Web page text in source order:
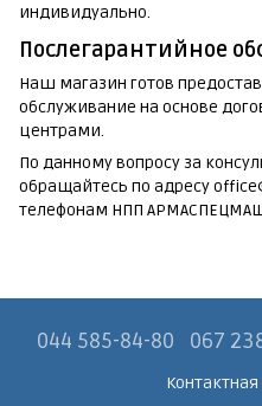
индивидуально.
Послегарантийное
Наш магазин готов
обслуживание на основе
центрами.
По данному вопросу за
обращайтесь по адресу
телефонам НПП
044 585-84-80 067